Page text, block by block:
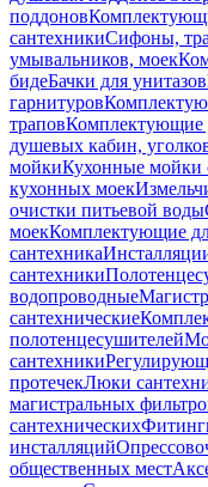
поддонов
сантехникиСифоны,
умывальников, моек
бидеБачки для унитазов
гарнитуров
траповКомплектующие
душевых кабин,
мойкиКухонные мойки
кухонных моек
очистки питьевой воды
моекКомплектующие
сантехника
сантехники
водопроводные
сантехнические
полотенцесушителей
сантехники
протечекЛюки
магистральных
сантехнических
инсталляций
общественных мест